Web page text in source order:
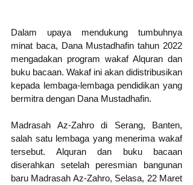
Dalam upaya mendukung tumbuhnya
minat baca, Dana Mustadhafin tahun 2022
mengadakan program wakaf Alquran dan
buku bacaan. Wakaf ini akan didistribusikan
kepada lembaga-lembaga pendidikan yang
bermitra dengan Dana Mustadhafin.
Madrasah Az-Zahro di Serang, Banten,
salah satu lembaga yang menerima wakaf
tersebut. Alquran dan buku bacaan
diserahkan setelah peresmian bangunan
baru Madrasah Az-Zahro, Selasa, 22 Maret